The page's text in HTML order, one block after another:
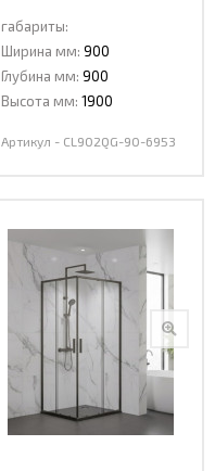
CL902BGG-90 DARK
GREY
габариты:
Ширина мм: 900
Глубина мм: 900
Высота мм: 1900
Артикул - CL902QG-90-6953